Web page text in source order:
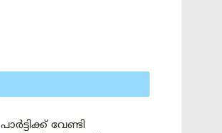
പാർട്ടിക്ക് വേണ്ടി